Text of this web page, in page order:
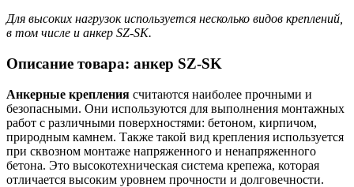
Для высоких нагрузок используется несколько видов креплений,
в том числе и анкер SZ-SK.
Описание товара: анкер SZ-SK
Анкерные крепления считаются наиболее прочными и
безопасными. Они используются для выполнения монтажных
работ с различными поверхностями: бетоном, кирпичом,
природным камнем. Также такой вид крепления используется
при сквозном монтаже напряженного и ненапряженного
бетона. Это высокотехническая система крепежа, которая
отличается высоким уровнем прочности и долговечности.